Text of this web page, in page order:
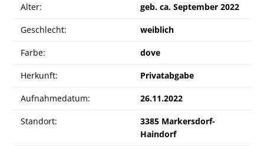
Alter: geb. ca. September 2022
Geschlecht: weiblich
Farbe: dove
Herkunft: Privatabgabe
Aufnahmedatum: 26.11.2022
Standort:
3385 Markersdorf-
Haindorf